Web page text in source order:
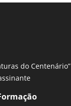
do Centenário”